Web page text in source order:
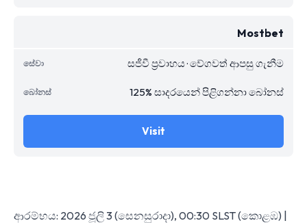
Mostbet
සජීවී ප්‍රවාහය · වේගවත් ආපසු ගැනීම
125% සාදරයෙන් පිළිගන්නා බෝනස්
Visit
ආරම්භය: 2026 ජූලි 3 (සෙනසුරාදා), 00:30 SLST (කොළඹ) |